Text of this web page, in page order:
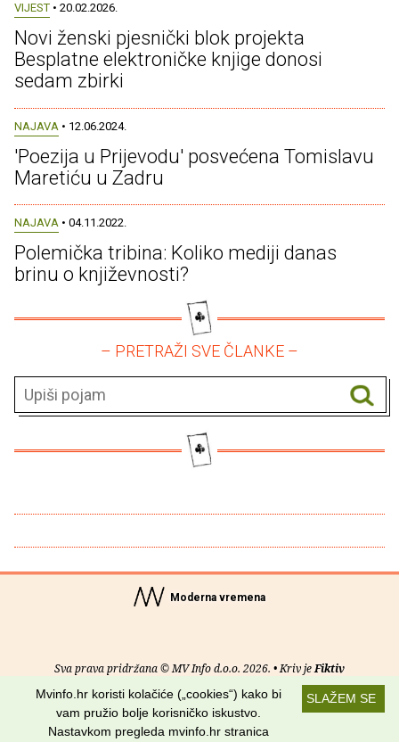
VIJEST • 20.02.2026.
Novi ženski pjesnički blok projekta
Besplatne elektroničke knjige donosi
sedam zbirki
NAJAVA • 12.06.2024.
'Poezija u Prijevodu' posvećena Tomislavu
Maretiću u Zadru
NAJAVA • 04.11.2022.
Polemička tribina: Koliko mediji danas
brinu o književnosti?
– PRETRAŽI SVE ČLANKE –
Moderna vremena
Sva prava pridržana © MV Info d.o.o. 2026. • Kriv jeFiktiv
Uvjeti korištenja RSS kanali
Potraži nas na:
SLAŽEM SE
Mvinfo.hr koristi kolačiće („cookies“) kako bi
vam pružio bolje korisničko iskustvo.
Nastavkom pregleda mvinfo.hr stranica